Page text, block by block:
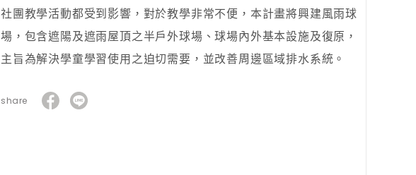
社團教學活動都受到影響，對於教學非常不便，本計畫將興建風雨球
場，包含遮陽及遮雨屋頂之半戶外球場、球場內外基本設施及復原，
主旨為解決學童學習使用之迫切需要，並改善周邊區域排水系統。
share